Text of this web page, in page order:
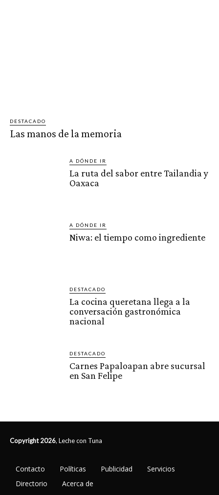
DESTACADO
Las manos de la memoria
A DÓNDE IR
La ruta del sabor entre Tailandia y
Oaxaca
A DÓNDE IR
Niwa: el tiempo como ingrediente
DESTACADO
La cocina queretana llega a la
conversación gastronómica
nacional
DESTACADO
Carnes Papaloapan abre sucursal
en San Felipe
Copyright 2026, Leche con Tuna
Contacto Políticas Publicidad
Servicios
Directorio
Acerca de